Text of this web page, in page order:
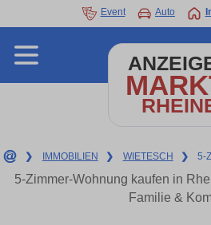
Event Auto
❯ IMMOBILIEN ❯ WIETESCH ❯ 5-
5-Zimmer-Wohnung kaufen in
Familie &